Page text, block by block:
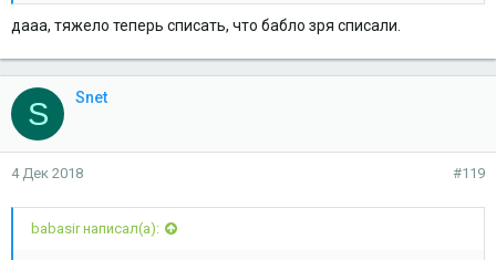
дааа, тяжело теперь списать, что бабло зря списали.
S Snet
4 Дек 2018 #119
babasir написал(а):